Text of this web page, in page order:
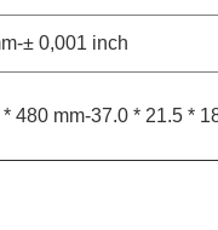
± 0,001 inch
480 mm-37.0 * 21.5 *